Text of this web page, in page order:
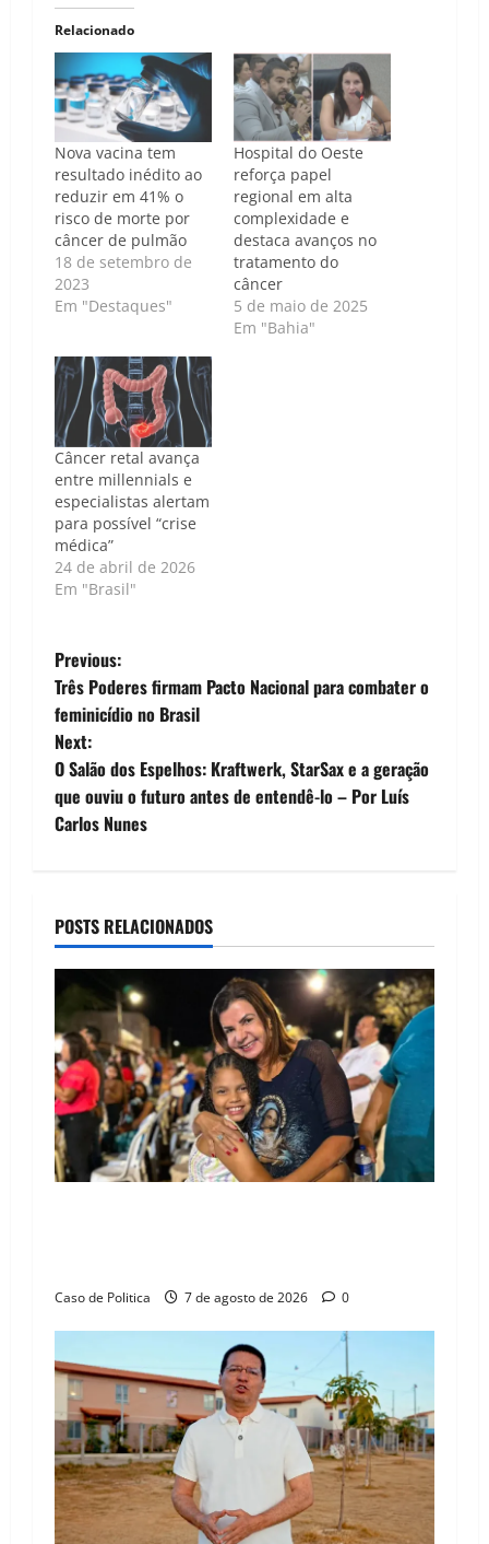
Relacionado
Nova vacina tem
resultado inédito ao
reduzir em 41% o
risco de morte por
câncer de pulmão
18 de setembro de
2023
Em "Destaques"
Hospital do Oeste
reforça papel
regional em alta
complexidade e
destaca avanços no
tratamento do
câncer
5 de maio de 2025
Em "Bahia"
Câncer retal avança
entre millennials e
especialistas alertam
para possível “crise
médica”
24 de abril de 2026
Em "Brasil"
P
o
s
t
v
g
a
t
i
Previous:
Três Poderes firmam Pacto Nacional para combater o
feminicídio no Brasil
Next:
O Salão dos Espelhos: Kraftwerk, StarSax e a geração
que ouviu o futuro antes de entendê-lo – Por Luís
Carlos Nunes
POSTS RELACIONADOS
Caso de Politica 7 de agosto de 2026 0